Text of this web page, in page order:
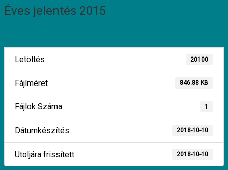
Éves jelentés 2015
Letöltés 20100
Fájlméret 846.88 KB
Fájlok Száma 1
Dátumkészítés 2018-10-10
Utoljára frissített 2018-10-10